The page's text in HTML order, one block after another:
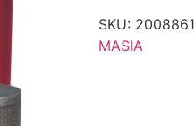
SKU: 2008861
MASIA